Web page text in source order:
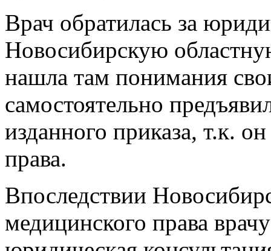
Врач обратилась за
Новосибирскую
нашла там понимания
самостоятельно
изданного приказа, т.к.
права.
Впоследствии
медицинского права